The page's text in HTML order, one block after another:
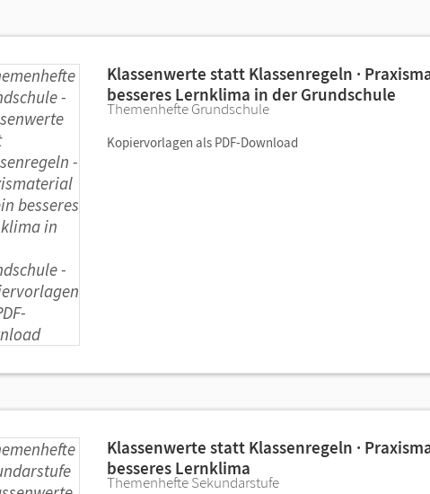
Klassenwerte statt Klassenregeln ·
besseres Lernklima in der Grundschule
Themenhefte Grundschule
Kopiervorlagen als PDF-Download
Klassenwerte statt Klassenregeln ·
besseres Lernklima
Themenhefte Sekundarstufe